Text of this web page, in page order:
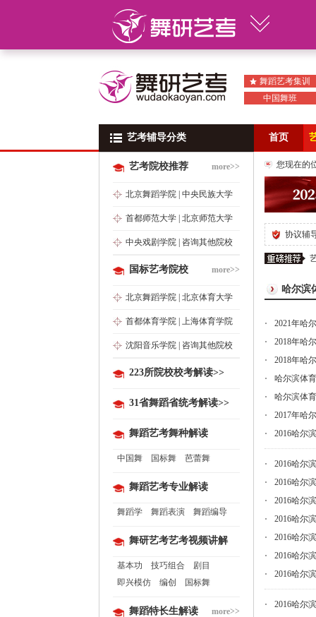
舞蹈艺考集训
中国舞班
艺考辅导分类 首页
艺考辅导分类
艺考院校推荐 more>>
北京舞蹈学院 中央民族大学
首都师范大学 北京师范大学
中央戏剧学院 咨询其他院校
国标艺考院校 more>>
北京舞蹈学院 北京体育大学
首都体育学院 上海体育学院
沈阳音乐学院 咨询其他院校
223所院校校考解读>>
31省舞蹈省统考解读>>
舞蹈艺考舞种解读
中国舞 国标舞 芭蕾舞
舞蹈艺考专业解读
舞蹈学 舞蹈表演 舞蹈编导
舞研艺考艺考视频讲解
基本功 技巧组合
剧目
即兴模仿
编创 国标舞
舞蹈特长生解读 more>>
您现在的
协议辅
哈尔滨
2021年哈
2018年哈
2018年哈
哈尔滨体
哈尔滨体
2017年哈
2016哈尔
2016哈尔
2016哈尔
2016哈尔
2016哈尔
2016哈尔
2016哈尔
2016哈尔
2016哈尔